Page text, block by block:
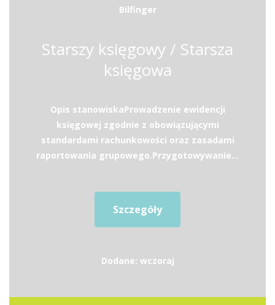
Bilfinger
Starszy księgowy / Starsza
księgowa
Opis stanowiskaProwadzenie ewidencji
księgowej zgodnie z obowiązującymi
standardami rachunkowości oraz zasadami
raportowania grupowego.Przygotowywanie...
Szczegóły
Dodane: wczoraj